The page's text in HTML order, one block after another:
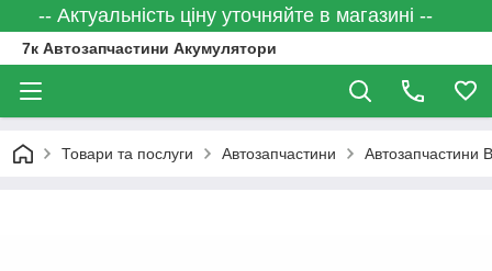
-- Актуальність ціну уточняйте в магазині --
7к Автозапчастини Акумулятори
Товари та послуги Автозапчастини Автозапчастини